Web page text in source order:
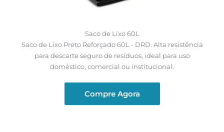
Saco de Lixo 60L
Saco de Lixo Preto Reforçado 60L - DRD. Alta resistência
para descarte seguro de resíduos, ideal para uso
doméstico, comercial ou institucional.
Compre Agora